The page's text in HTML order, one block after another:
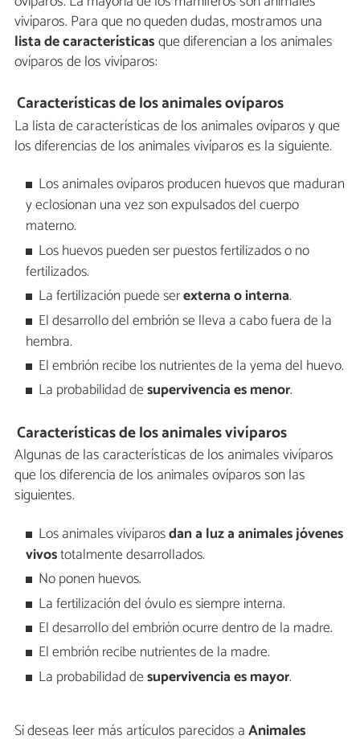
vivíparos. Para que no queden dudas, mostramos una
lista de característicasque diferencian a los animales
ovíparos de los vivíparos:
Características de los animales ovíparos
La lista de características de los animales ovíparos y que
los diferencias de los animales vivíparos es la siguiente.
Los animales ovíparos producen huevos que maduran
y eclosionan una vez son expulsados del cuerpo
materno.
Los huevos pueden ser puestos fertilizados o no
fertilizados.
La fertilización puede serexterna o interna.
El desarrollo del embrión se lleva a cabo fuera de la
hembra.
El embrión recibe los nutrientes de la yema del huevo.
La probabilidad desupervivencia es menor.
Características de los animales vivíparos
Algunas de las características de los animales vivíparos
que los diferencia de los animales ovíparos son las
siguientes.
Los animales vivíparosdan a luz a animales jóvenes
vivostotalmente desarrollados.
No ponen huevos.
La fertilización del óvulo es siempre interna.
El desarrollo del embrión ocurre dentro de la madre.
El embrión recibe nutrientes de la madre.
La probabilidad desupervivencia es mayor.
Si deseas leer más artículos parecidos aAnimales